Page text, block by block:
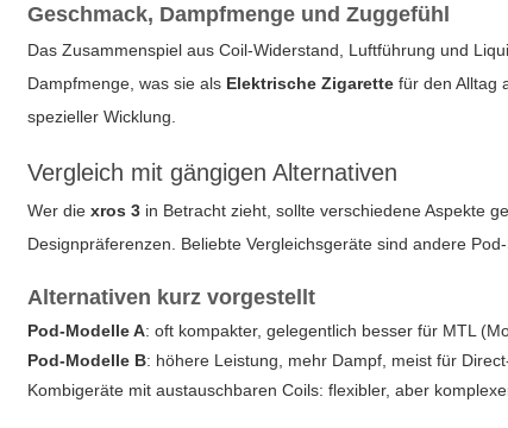
Geschmack, Dampfmenge und Zuggefühl
Das Zusammenspiel aus Coil-Widerstand, Luftführung und
Dampfmenge, was sie als Elektrische Zigarette für den Alltag
spezieller Wicklung.
Vergleich mit gängigen Alternativen
Wer diexros 3 in Betracht zieht, sollte verschiedene Aspekte
Designpräferenzen. Beliebte Vergleichsgeräte sind andere
Alternativen kurz vorgestellt
Pod-Modelle A: oft kompakter, gelegentlich besser für MTL
Pod-Modelle B: höhere Leistung, mehr Dampf, meist für
Kombigeräte mit austauschbaren Coils: flexibler, aber